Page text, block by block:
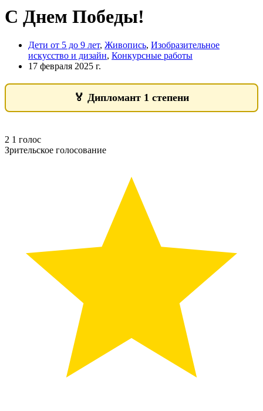
С Днем Победы!
Дети от 5 до 9 лет, Живопись, Изобразительное
искусство и дизайн, Конкурсные работы
17 февраля 2025 г.
🏅 Дипломант 1 степени
2 1 голос
Зрительское голосование